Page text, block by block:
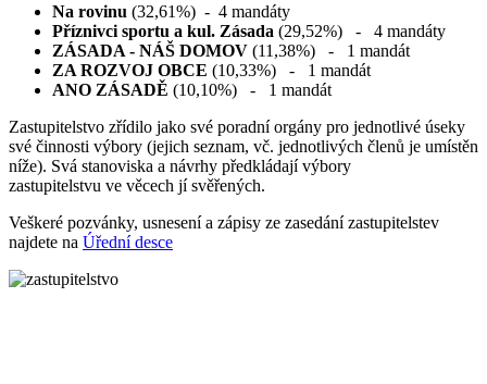
Na rovinu (32,61%) - 4 mandáty
Příznivci sportu a kul. Zásada (29,52%) - 4 mandáty
ZÁSADA - NÁŠ DOMOV (11,38%) - 1 mandát
ZA ROZVOJ OBCE (10,33%) - 1 mandát
ANO ZÁSADĚ (10,10%) - 1 mandát
Zastupitelstvo zřídilo jako své poradní orgány pro jednotlivé úseky
své činnosti výbory (jejich seznam, vč. jednotlivých členů je umístěn
níže). Svá stanoviska a návrhy předkládají výbory
zastupitelstvu ve věcech jí svěřených.
Veškeré pozvánky, usnesení a zápisy ze zasedání zastupitelstev
najdete na Úřední desce